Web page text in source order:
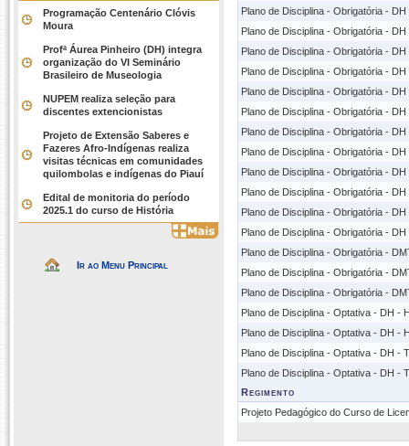
Programação Centenário Clóvis
Moura
Profª Áurea Pinheiro (DH) integra
organização do VI Seminário
Brasileiro de Museologia
NUPEM realiza seleção para
discentes extencionistas
Projeto de Extensão Saberes e
Fazeres Afro-Indígenas realiza
visitas técnicas em comunidades
quilombolas e indígenas do Piauí
Edital de monitoria do período
2025.1 do curso de História
Ir ao Menu Principal
Plano de Disciplina - Obrigatória -
Plano de Disciplina - Obrigatória -
Plano de Disciplina - Obrigatória -
Plano de Disciplina - Obrigatória -
Plano de Disciplina - Obrigatória -
Plano de Disciplina - Obrigatória -
Plano de Disciplina - Obrigatória -
Plano de Disciplina - Obrigatória -
Plano de Disciplina - Obrigatória -
Plano de Disciplina - Obrigatória -
Plano de Disciplina - Obrigatória -
Plano de Disciplina - Obrigatória -
Plano de Disciplina - Obrigatória -
Plano de Disciplina - Obrigatória -
Plano de Disciplina - Obrigatória -
Plano de Disciplina - Optativa - DH -
Plano de Disciplina - Optativa - DH -
Plano de Disciplina - Optativa - DH -
Plano de Disciplina - Optativa - DH -
Regimento
Projeto Pedagógico do Curso de